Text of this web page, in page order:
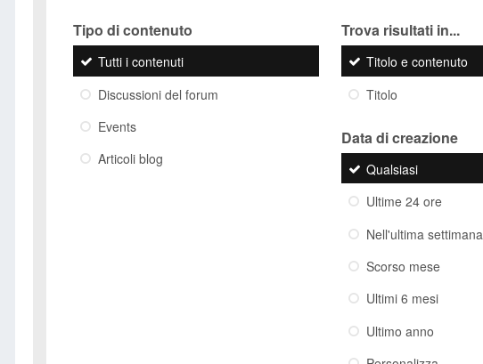
Tipo di contenuto
Tutti i contenuti
Discussioni del forum
Events
Articoli blog
Trova risultati in...
Titolo e contenuto
Titolo
Data di creazione
Qualsiasi
Ultime 24 ore
Nell'ultima settimana
Scorso mese
Ultimi 6 mesi
Ultimo anno